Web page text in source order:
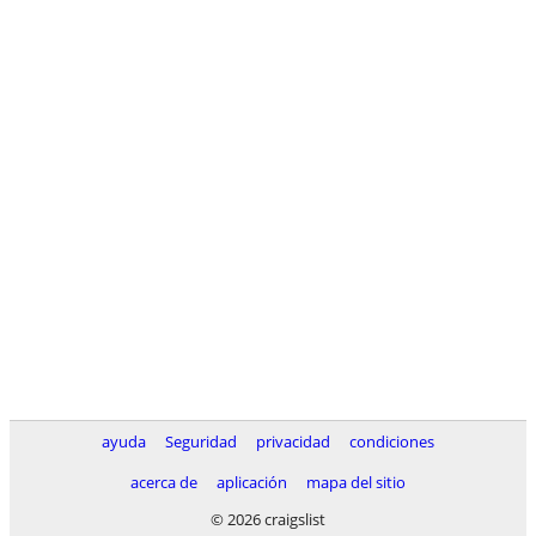
ayuda Seguridad privacidad
condiciones
acerca de
aplicación
mapa del sitio
© 2026 craigslist